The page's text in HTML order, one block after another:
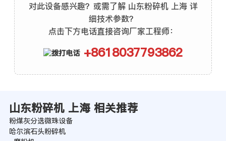
对此设备感兴趣？或需了解 山东粉碎机 上海 详
细技术参数？
点击下方电话直接咨询厂家工程师：
+8618037793862
山东粉碎机 上海 相关推荐
粉煤灰分选微珠设备
哈尔滨石头粉碎机